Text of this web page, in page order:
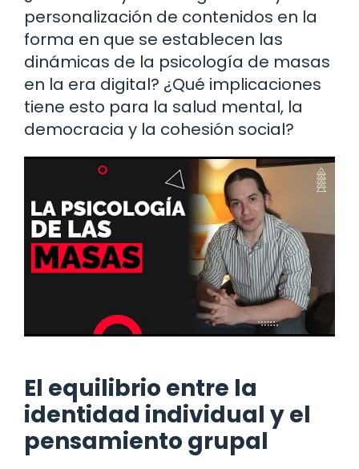
personalización de contenidos en la
forma en que se establecen las
dinámicas de la psicología de masas
en la era digital? ¿Qué implicaciones
tiene esto para la salud mental, la
democracia y la cohesión social?
El equilibrio entre la
identidad individual y el
pensamiento grupal